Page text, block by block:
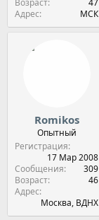
Адрес
МСК
Romikos
Опытный
Регистрация
17 Мар 2008
Сообщения
309
Возраст
46
Адрес
Москва, ВДНХ